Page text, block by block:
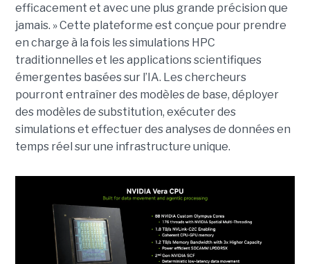
efficacement et avec une plus grande précision que
jamais. »Cette plateforme est conçue pour prendre
en charge à la fois les simulations HPC
traditionnelles et les applications scientifiques
émergentes basées sur l’IA. Les chercheurs
pourront entraîner des modèles de base, déployer
des modèles de substitution, exécuter des
simulations et effectuer des analyses de données en
temps réel sur une infrastructure unique.